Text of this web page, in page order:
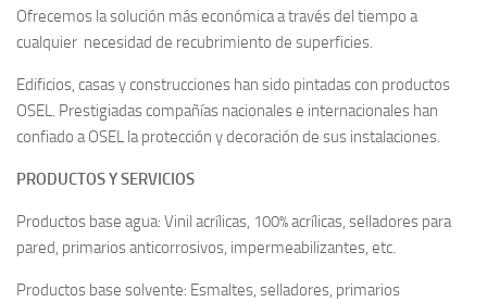
Ofrecemos la solución más económica a través del tiempo a
cualquier necesidad de recubrimiento de superficies.
Edificios, casas y construcciones han sido pintadas con productos
OSEL. Prestigiadas compañías nacionales e internacionales han
confiado a OSEL la protección y decoración de sus instalaciones.
PRODUCTOS Y SERVICIOS
Productos base agua: Vinil acrílicas, 100% acrílicas, selladores para
pared, primarios anticorrosivos, impermeabilizantes, etc.
Productos base solvente: Esmaltes, selladores, primarios